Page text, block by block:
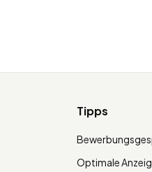
Tipps
Optimale